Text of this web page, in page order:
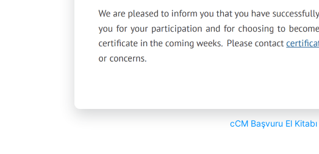
cCM Başvuru El Kitabı